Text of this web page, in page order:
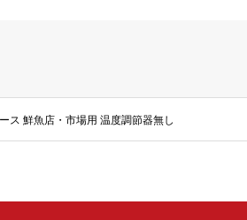
ス 鮮魚店・市場用 温度調節器無し